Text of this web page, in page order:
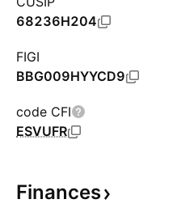
68236H204
FIGI
BBG009HYYCD9
code CFI
ESVUFR
Finances